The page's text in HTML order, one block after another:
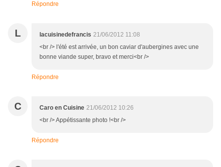
Répondre
L lacuisinedefrancis 21/06/2012 11:08
<br /> l'été est arrivée, un bon caviar d'aubergines avec une
bonne viande super, bravo et merci<br />
Répondre
C Caro en Cuisine 21/06/2012 10:26
<br /> Appétissante photo !<br />
Répondre